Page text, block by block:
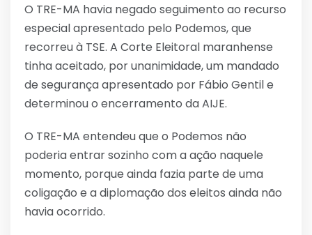
O TRE-MA havia negado seguimento ao recurso
especial apresentado pelo Podemos, que
recorreu à TSE. A Corte Eleitoral maranhense
tinha aceitado, por unanimidade, um mandado
de segurança apresentado por Fábio Gentil e
determinou o encerramento da AIJE.
O TRE-MA entendeu que o Podemos não
poderia entrar sozinho com a ação naquele
momento, porque ainda fazia parte de uma
coligação e a diplomação dos eleitos ainda não
havia ocorrido.